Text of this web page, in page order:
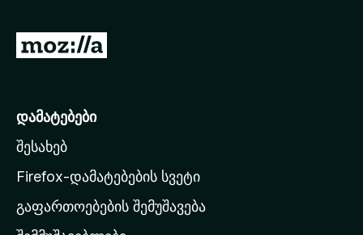
ი
მ
ი
მ
M
l
l
a
ს
დამატებები
შესახებ
Firefox-დამატებების სვეტი
გაფართოებების შემუშავება